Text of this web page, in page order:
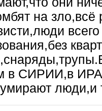
на зло,всё
в СИРИИ,в
люди,и